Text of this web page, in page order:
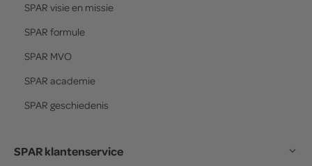
SPAR visie en missie
SPAR formule
SPAR MVO
SPAR academie
SPAR geschiedenis
SPAR klantenservice